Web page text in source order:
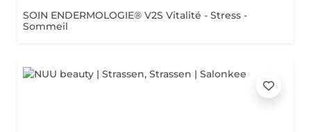
SOIN ENDERMOLOGIE® V2S Vitalité - Stress -
Sommeil